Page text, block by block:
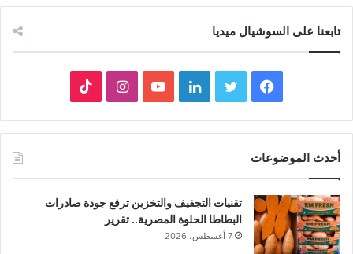
تابعنا على السوشيال ميديا
فيسبوك تويتر لينكدإنيوتيوبانستقرام
أحدث الموضوعات
تقنيات التجفيف والتخزين ترفع جودة صادرات
البطاطا الحلوة المصرية.. تقرير
7 أغسطس، 2026